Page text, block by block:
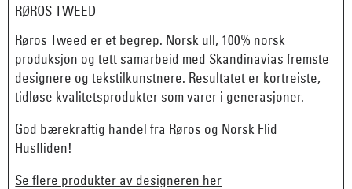
RØROS TWEED
Røros Tweed er et begrep. Norsk ull, 100% norsk
produksjon og tett samarbeid med Skandinavias fremste
designere og tekstilkunstnere. Resultatet er kortreiste,
tidløse kvalitetsprodukter som varer i generasjoner.
God bærekraftig handel fra Røros og Norsk Flid
Husfliden!
Se flere produkter av designeren her